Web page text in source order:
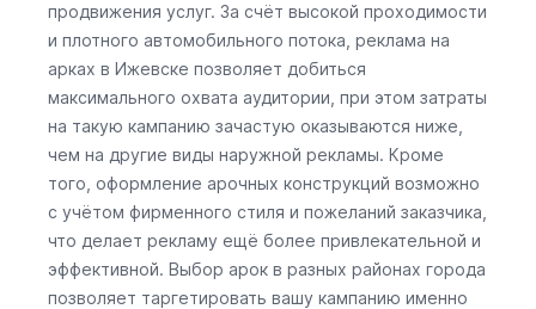
продвижения услуг. За счёт высокой проходимости
и плотного автомобильного потока, реклама на
арках в Ижевске позволяет добиться
максимального охвата аудитории, при этом затраты
на такую кампанию зачастую оказываются ниже,
чем на другие виды наружной рекламы. Кроме
того, оформление арочных конструкций возможно
с учётом фирменного стиля и пожеланий заказчика,
что делает рекламу ещё более привлекательной и
эффективной. Выбор арок в разных районах города
позволяет таргетировать вашу кампанию именно